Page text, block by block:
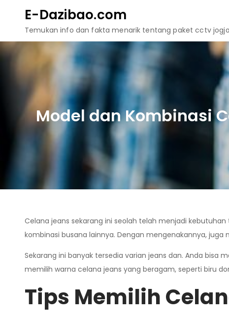
content
E-Dazibao.com
Temukan info dan fakta menarik tentang paket cctv
Model dan Kombinasi
Celana jeans sekarang ini seolah telah menjadi kebutuhan
kombinasi busana lainnya. Dengan mengenakannya,
Sekarang ini banyak tersedia varian jeans dan. Anda bisa
memilih warna celana jeans yang beragam, seperti biru
Tips Memilih